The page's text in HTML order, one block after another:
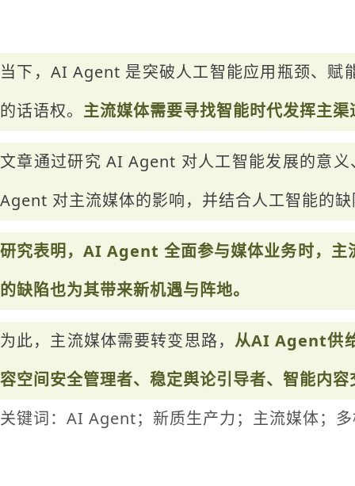
当下，AI Agent 是突破人工智能应用瓶颈、赋
的话语权。 主流媒体需要寻找智能时代发挥主
文章通过研究 AI Agent 对人工智能发展的意
Agent 对主流媒体的影响，并结合人工智能的
研究表明，AI Agent 全面参与媒体业务时，主
的缺陷也为其带来新机遇与阵地。
为此，主流媒体需要转变思路， 从AI Agent供
容空间安全管理者、稳定舆论引导者、智能内
关键词：AI Agent；新质生产力；主流媒体；